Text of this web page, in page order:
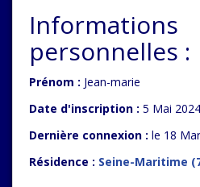
Informations
personnelles :
Prénom : Jean-marie
Date d'inscription : 5 Mai 2024
Dernière connexion : le 18
Résidence : Seine-Maritime